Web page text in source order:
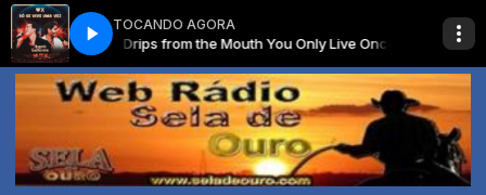
com O MELHOR DA MUSICA SERTANEJASERTANEJO
TOCANDO AGORA
- Water Drips from the Mouth You Only Live OnceHugo and